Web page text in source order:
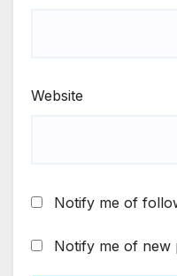
Website
Notify me of
Notify me of new